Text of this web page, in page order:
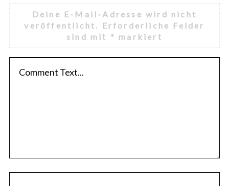
e
a
v
e
Deine E-Mail-Adresse wird nicht
veröffentlicht.
Erforderliche Felder
sind mit * markiert